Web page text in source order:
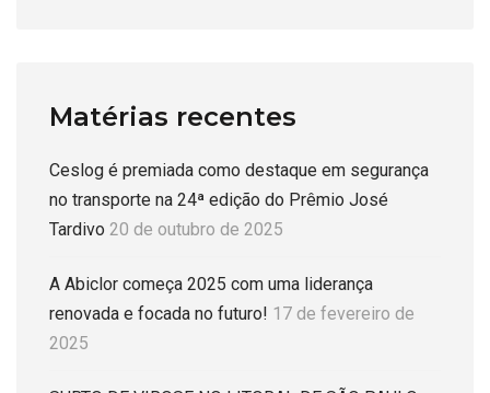
Matérias recentes
Ceslog é premiada como destaque em segurança
no transporte na 24ª edição do Prêmio José
Tardivo 20 de outubro de 2025
A Abiclor começa 2025 com uma liderança
renovada e focada no futuro! 17 de fevereiro de
2025